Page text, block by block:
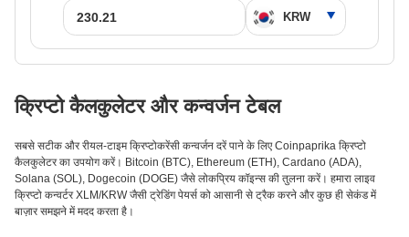
क्रिप्टो कैलकुलेटर और कन्वर्जन टेबल
सबसे सटीक और रीयल-टाइम क्रिप्टोकरेंसी कन्वर्जन दरें पाने के लिए Coinpaprika क्रिप्टो
कैलकुलेटर का उपयोग करें। Bitcoin (BTC), Ethereum (ETH), Cardano (ADA),
Solana (SOL), Dogecoin (DOGE) जैसे लोकप्रिय कॉइन्स की तुलना करें। हमारा लाइव
क्रिप्टो कन्वर्टर XLM/KRW जैसी ट्रेडिंग पेयर्स को आसानी से ट्रैक करने और कुछ ही सेकंड में
बाज़ार समझने में मदद करता है।